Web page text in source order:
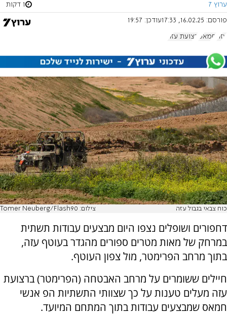
ערוץ 7 1 דקות
פורסם: 16.02.25, 17:33 עודכן: 19:57
עזה חמאס רצועת עזה
כוח צבאי בגבול עזה צילום: Tomer Neuberg/Flash90
דחפורים ושופלים נצפו היום מבצעים עבודות תשתית
במרחק של מאות מטרים ספורים מהגדר בעוטף עזה,
בתוך מרחב הפרימטר, מול צפון העוטף.
חיילים ששומרים על מרחב האבטחה (הפרימטר) ברצועת
עזה מעלים טענות על כך שצוותי התשתיות הפ אנשי
חמאס שמבצעים עבודות בתוך המתחם המיועד.